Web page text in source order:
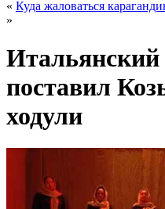
« Куда жаловаться
»
Итальянский
поставил
ходули